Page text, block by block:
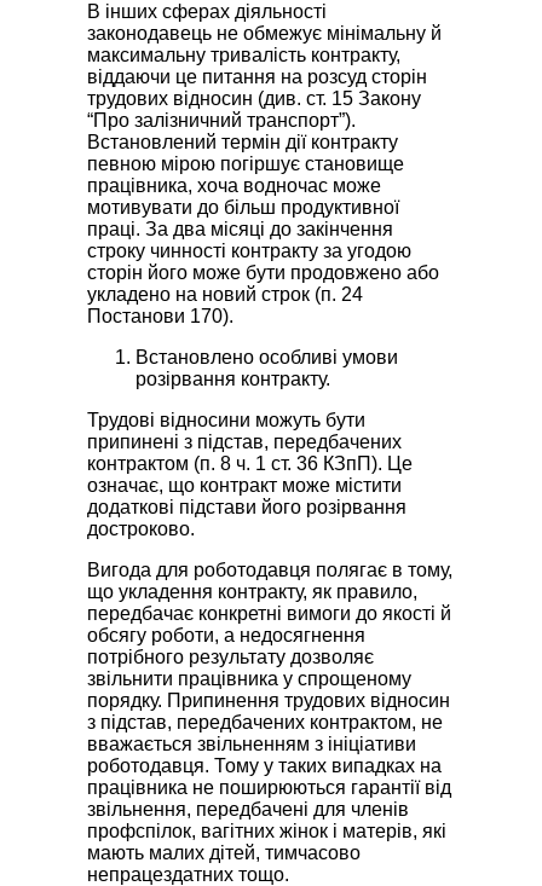
В інших сферах діяльності
законодавець не обмежує мінімальну й
максимальну тривалість контракту,
віддаючи це питання на розсуд сторін
трудових відносин (див. ст. 15 Закону
“Про залізничний транспорт”).
Встановлений термін дії контракту
певною мірою погіршує становище
працівника, хоча водночас може
мотивувати до більш продуктивної
праці. За два місяці до закінчення
строку чинності контракту за угодою
сторін його може бути продовжено або
укладено на новий строк (п. 24
Постанови 170).
Встановлено особливі умови
розірвання контракту.
Трудові відносини можуть бути
припинені з підстав, передбачених
контрактом (п. 8 ч. 1 ст. 36 КЗпП). Це
означає, що контракт може містити
додаткові підстави його розірвання
достроково.
Вигода для роботодавця полягає в тому,
що укладення контракту, як правило,
передбачає конкретні вимоги до якості й
обсягу роботи, а недосягнення
потрібного результату дозволяє
звільнити працівника у спрощеному
порядку. Припинення трудових відносин
з підстав, передбачених контрактом, не
вважається звільненням з ініціативи
роботодавця. Тому у таких випадках на
працівника не поширюються гарантії від
звільнення, передбачені для членів
профспілок, вагітних жінок і матерів, які
мають малих дітей, тимчасово
непрацездатних тощо.